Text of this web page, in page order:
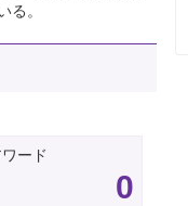
る。
ード
0